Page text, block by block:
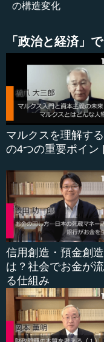
今までであれば、「
われた。そのような
力しなくてはいけな
ではない」という人
●「言うだけでや
小宮山 その結果、う
終わると今度は「も
懸命やったのだし、
ってしまうのが、今
そうでした。
こういうことになら
ことを明らかにして
そのうちの一つがマ
わっていましたので
も「言うだけでやら
す。この後のポスト
かが問われていくこ
いていて本当に同感
の構造変化
「政治と経済」
マルクスを理解す
の4つの重要ポイン
信用創造・預金創造
は？社会でお金が
る仕組み